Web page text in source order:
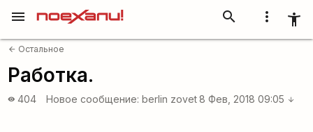
more_vert accessibility_new
search
menu
arrow_back Остальное
Работка.
visibility 404 Новое сообщение: berlin zovet 8 Фев, 2018 09:05 arrow_downward